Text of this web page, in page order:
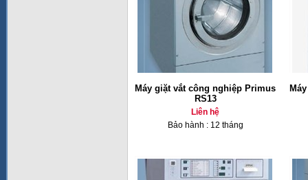
Máy giặt vắt công nghiệp Primus
RS13
Liên hệ
Bảo hành : 12 tháng